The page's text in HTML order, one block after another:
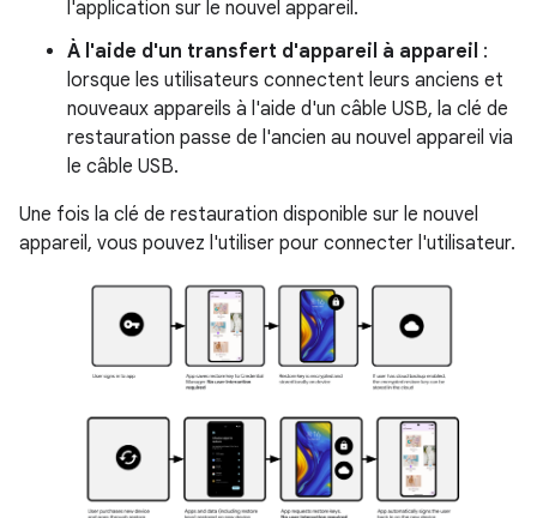
l'application sur le nouvel appareil.
À l'aide d'un transfert d'appareil à appareil :
lorsque les utilisateurs connectent leurs anciens et
nouveaux appareils à l'aide d'un câble USB, la clé de
restauration passe de l'ancien au nouvel appareil via
le câble USB.
Une fois la clé de restauration disponible sur le nouvel
appareil, vous pouvez l'utiliser pour connecter l'utilisateur.